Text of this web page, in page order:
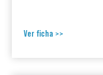
Ver ficha >>